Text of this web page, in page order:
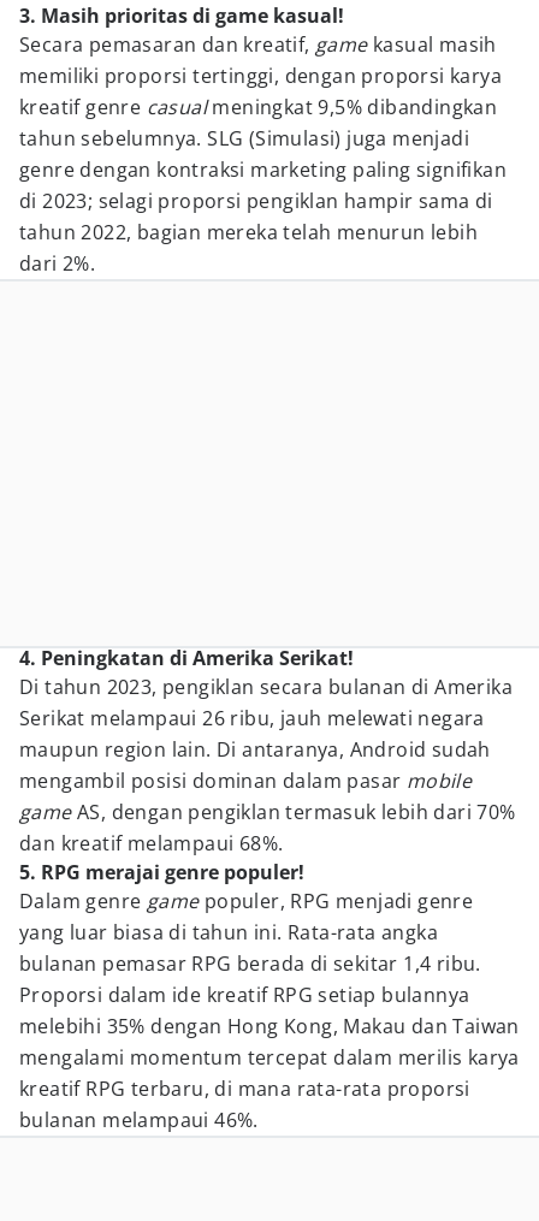
3. Masih prioritas di game kasual!
Secara pemasaran dan kreatif, game kasual masih
memiliki proporsi tertinggi, dengan proporsi karya
kreatif genre casualmeningkat 9,5% dibandingkan
tahun sebelumnya. SLG (Simulasi) juga menjadi
genre dengan kontraksi marketing paling signifikan
di 2023; selagi proporsi pengiklan hampir sama di
tahun 2022, bagian mereka telah menurun lebih
dari 2%.
4. Peningkatan di Amerika Serikat!
Di tahun 2023, pengiklan secara bulanan di Amerika
Serikat melampaui 26 ribu, jauh melewati negara
maupun region lain. Di antaranya, Android sudah
mengambil posisi dominan dalam pasar mobile
gameAS, dengan pengiklan termasuk lebih dari 70%
dan kreatif melampaui 68%.
5. RPG merajai genre populer!
Dalam genre game populer, RPG menjadi genre
yang luar biasa di tahun ini. Rata-rata angka
bulanan pemasar RPG berada di sekitar 1,4 ribu.
Proporsi dalam ide kreatif RPG setiap bulannya
melebihi 35% dengan Hong Kong, Makau dan Taiwan
mengalami momentum tercepat dalam merilis karya
kreatif RPG terbaru, di mana rata-rata proporsi
bulanan melampaui 46%.